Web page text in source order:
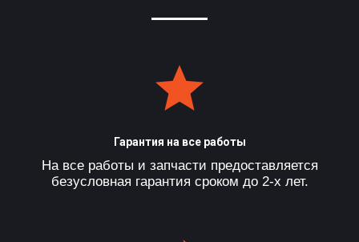
Гарантия на все работы
На все работы и запчасти предоставляется
безусловная гарантия сроком до 2-х лет.